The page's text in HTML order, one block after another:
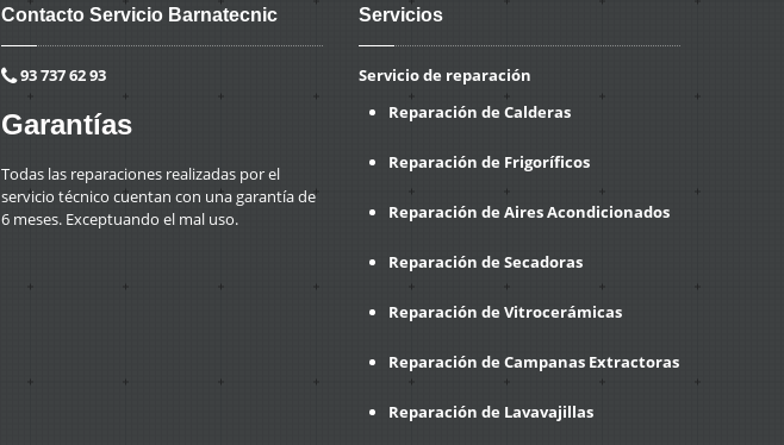
Contacto Servicio Barnatecnic
93 737 62 93
Garantías
Todas las reparaciones realizadas por el
servicio técnico cuentan con una garantía de
6 meses. Exceptuando el mal uso.
Servicios
Servicio de reparación
Reparación de Calderas
Reparación de Frigoríficos
Reparación de Aires Acondicionados
Reparación de Secadoras
Reparación de Vitrocerámicas
Reparación de Campanas Extractoras
Reparación de Lavavajillas